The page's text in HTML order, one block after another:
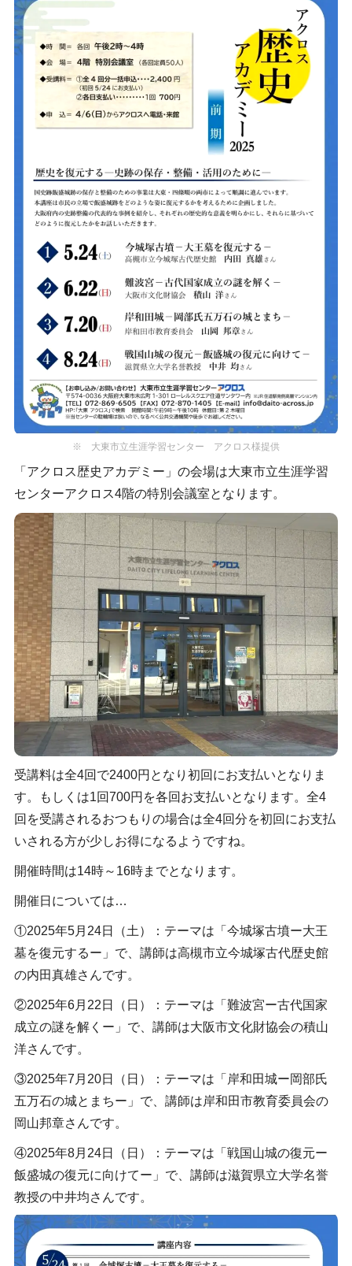
※ 大東市立生涯学習センター アクロス様提供
「アクロス歴史アカデミー」の会場は大東市立生涯学習
センターアクロス4階の特別会議室となります。
受講料は全4回で2400円となり初回にお支払いとなりま
す。もしくは1回700円を各回お支払いとなります。全4
回を受講されるおつもりの場合は全4回分を初回にお支払
いされる方が少しお得になるようですね。
開催時間は14時～16時までとなります。
開催日については…
①2025年5月24日（土）：テーマは「今城塚古墳ー大王
墓を復元するー」で、講師は高槻市立今城塚古代歴史館
の内田真雄さんです。
②2025年6月22日（日）：テーマは「難波宮ー古代国家
成立の謎を解くー」で、講師は大阪市文化財協会の積山
洋さんです。
③2025年7月20日（日）：テーマは「岸和田城ー岡部氏
五万石の城とまちー」で、講師は岸和田市教育委員会の
岡山邦章さんです。
④2025年8月24日（日）：テーマは「戦国山城の復元ー
飯盛城の復元に向けてー」で、講師は滋賀県立大学名誉
教授の中井均さんです。